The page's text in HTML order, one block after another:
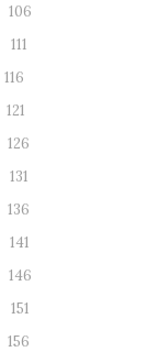
106
111
116
121
126
131
136
141
146
151
156